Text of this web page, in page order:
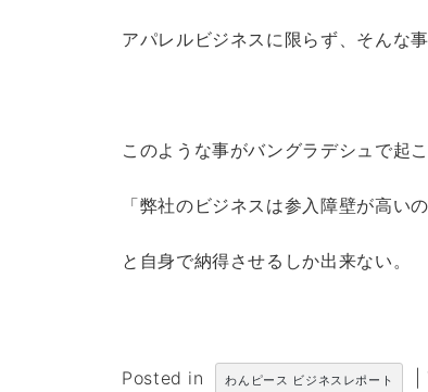
アパレルビジネスに限らず、そんな
このような事がバングラデシュで起
「弊社のビジネスは参入障壁が高い
と自身で納得させるしか出来ない。
Posted in わんピース ビジネスレポート